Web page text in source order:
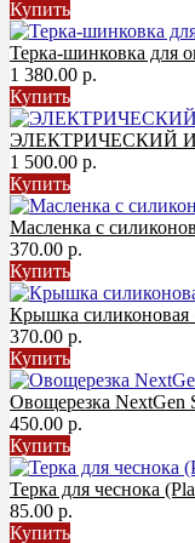
Купить
Терка-шинковка для
1 380.00 р.
Купить
ЭЛЕКТРИЧЕСКИЙ
1 500.00 р.
Купить
Масленка с
370.00 р.
Купить
Крышка
370.00 р.
Купить
Овощерезка NextGen
450.00 р.
Купить
Терка для чеснока
85.00 р.
Купить